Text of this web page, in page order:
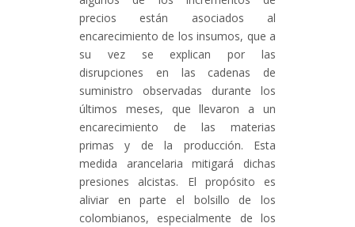
precios están asociados al
encarecimiento de los insumos, que a
su vez se explican por las
disrupciones en las cadenas de
suministro observadas durante los
últimos meses, que llevaron a un
encarecimiento de las materias
primas y de la producción. Esta
medida arancelaria mitigará dichas
presiones alcistas. El propósito es
aliviar en parte el bolsillo de los
colombianos, especialmente de los